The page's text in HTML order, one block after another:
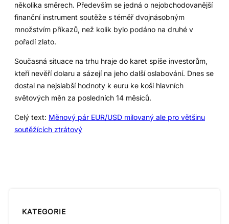
několika směrech. Především se jedná o nejobchodovanější
finanční instrument soutěže s téměř dvojnásobným
množstvím příkazů, než kolik bylo podáno na druhé v
pořadí zlato.
Současná situace na trhu hraje do karet spíše investorům,
kteří nevěří dolaru a sázejí na jeho další oslabování. Dnes se
dostal na nejslabší hodnoty k euru ke koši hlavních
světových měn za posledních 14 měsíců.
Celý text: Měnový pár EUR/USD milovaný ale pro většinu
soutěžících ztrátový
KATEGORIE